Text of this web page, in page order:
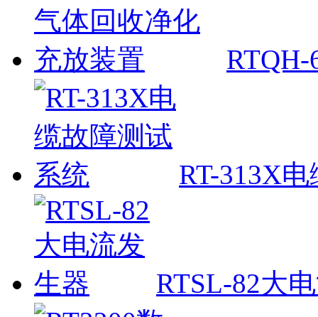
RT-313X
RTSL-82大